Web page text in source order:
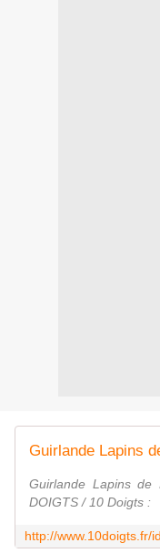
Guirlande Lapins
DOIGTS / 10 Doigts :